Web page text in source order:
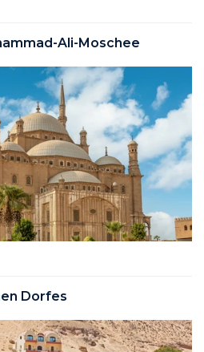
Ali-Moschee
Dorfes